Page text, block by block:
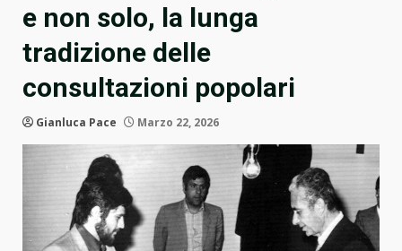
e non solo, la lunga
tradizione delle
consultazioni popolari
Gianluca Pace Marzo 22, 2026